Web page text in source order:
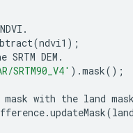
NDVI .
(ndvi1 );
SRTM DEM .
SRTM90_V4' ) .mask();
mask with the land
.updateMask(